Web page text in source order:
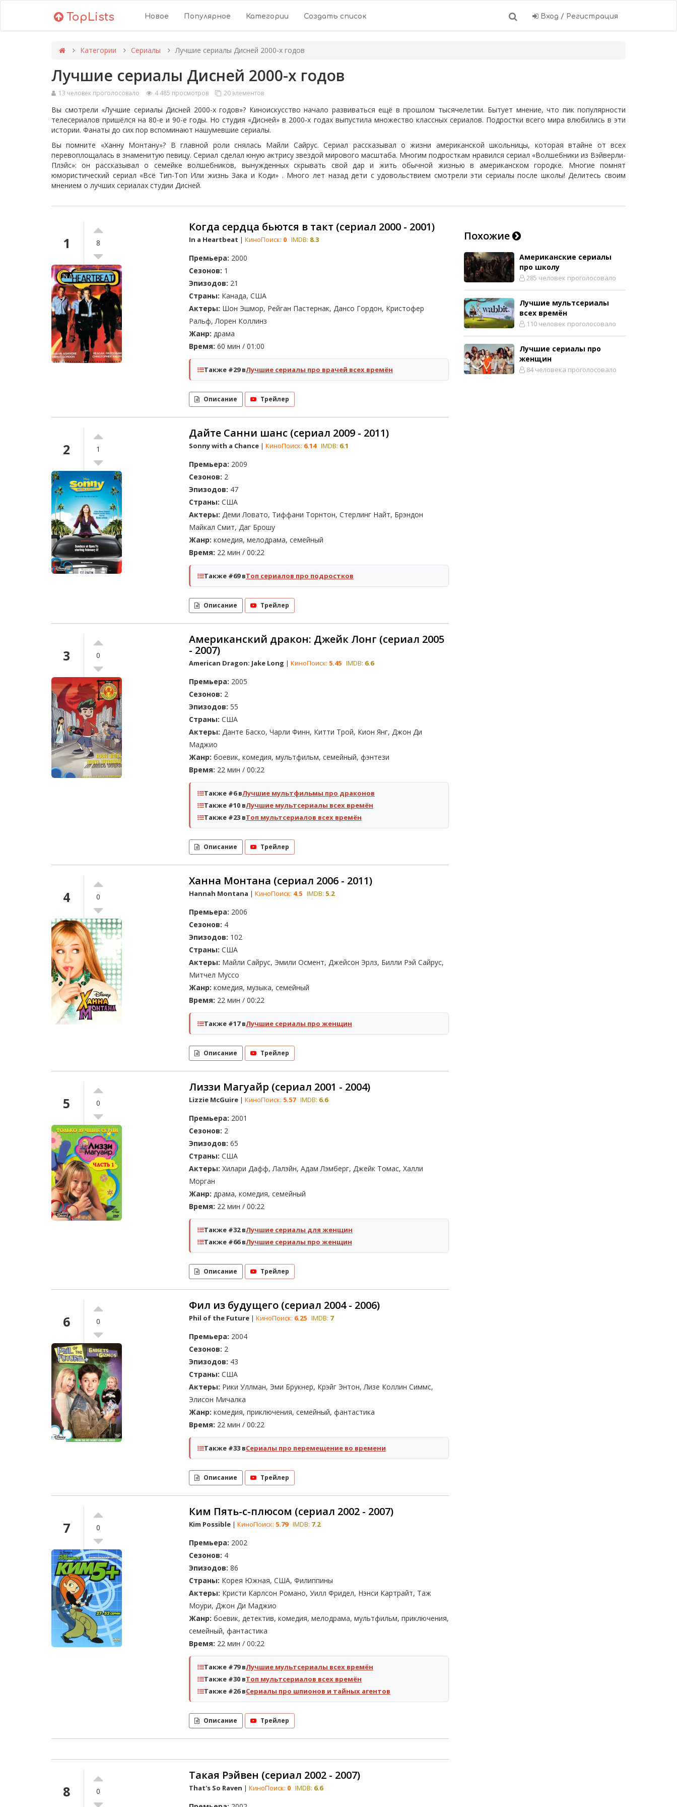
TopLists Новое Популярное Категории Создать список Вход / Регистрация
Категории Сериалы Лучшие сериалы Дисней 2000-х годов
Лучшие сериалы Дисней 2000-х годов
13 человек проголосовало 4 485 просмотров 20 элементов
Вы смотрели «Лучшие сериалы Дисней 2000-х годов»? Киноискусство начало развиваться ещё в прошлом тысячелетии. Бытует мнение, что пик популярности
телесериалов пришёлся на 80-е и 90-е годы. Но студия «Дисней» в 2000-х годах выпустила множество классных сериалов. Подростки всего мира влюбились в эти
истории. Фанаты до сих пор вспоминают нашумевшие сериалы.
Вы помните «Ханну Монтану»? В главной роли снялась Майли Сайрус. Сериал рассказывал о жизни американской школьницы, которая втайне от всех
перевоплощалась в знаменитую певицу. Сериал сделал юную актрису звездой мирового масштаба. Многим подросткам нравился сериал «Волшебники из Вэйверли-
Плэйс»: он рассказывал о семейке волшебников, вынужденных скрывать свой дар и жить обычной жизнью в американском городке. Многие помнят
юмористический сериал «Всё Тип-Топ Или жизнь Зака и Коди» . Много лет назад дети с удовольствием смотрели эти сериалы после школы! Делитесь своим
мнением о лучших сериалах студии Дисней.
1 8
Когда сердца бьются в такт (сериал 2000 - 2001)
In a Heartbeat | КиноПоиск: 0 IMDB: 8.3
Премьера: 2000
Сезонов: 1
Эпизодов: 21
Страны: Канада, США
Актеры: Шон Эшмор, Рейган Пастернак, Дансо Гордон, Кристофер
Ральф, Лорен Коллинз
Жанр: драма
Время: 60 мин / 01:00
Также #29 вЛучшие сериалы про врачей всех времён
Описание Трейлер
2 1
Дайте Санни шанс (сериал 2009 - 2011)
Sonny with a Chance | КиноПоиск: 6.14 IMDB: 6.1
Премьера: 2009
Сезонов: 2
Эпизодов: 47
Страны: США
Актеры: Деми Ловато, Тиффани Торнтон, Стерлинг Найт, Брэндон
Майкал Смит, Даг Брошу
Жанр: комедия, мелодрама, семейный
Время: 22 мин / 00:22
Также #69 вТоп сериалов про подростков
Описание Трейлер
3 0
Американский дракон: Джейк Лонг (сериал 2005
- 2007)
American Dragon: Jake Long | КиноПоиск: 5.45 IMDB: 6.6
Премьера: 2005
Сезонов: 2
Эпизодов: 55
Страны: США
Актеры: Данте Баско, Чарли Финн, Китти Трой, Кион Янг, Джон Ди
Маджио
Жанр: боевик, комедия, мультфильм, семейный, фэнтези
Время: 22 мин / 00:22
Также #6 вЛучшие мультфильмы про драконов
Также #10 вЛучшие мультсериалы всех времён
Также #23 вТоп мультсериалов всех времён
Описание Трейлер
4 0
Ханна Монтана (сериал 2006 - 2011)
Hannah Montana | КиноПоиск: 4.5 IMDB: 5.2
Премьера: 2006
Сезонов: 4
Эпизодов: 102
Страны: США
Актеры: Майли Сайрус, Эмили Осмент, Джейсон Эрлз, Билли Рэй Сайрус,
Митчел Муссо
Жанр: комедия, музыка, семейный
Время: 22 мин / 00:22
Также #17 вЛучшие сериалы про женщин
Описание Трейлер
5 0
Лиззи Магуайр (сериал 2001 - 2004)
Lizzie McGuire | КиноПоиск: 5.57 IMDB: 6.6
Премьера: 2001
Сезонов: 2
Эпизодов: 65
Страны: США
Актеры: Хилари Дафф, Лалэйн, Адам Лэмберг, Джейк Томас, Халли
Морган
Жанр: драма, комедия, семейный
Время: 22 мин / 00:22
Также #32 вЛучшие сериалы для женщин
Также #66 вЛучшие сериалы про женщин
Описание Трейлер
6 0
Фил из будущего (сериал 2004 - 2006)
Phil of the Future | КиноПоиск: 6.25 IMDB: 7
Премьера: 2004
Сезонов: 2
Эпизодов: 43
Страны: США
Актеры: Рики Уллман, Эми Брукнер, Крэйг Энтон, Лизе Коллин Симмс,
Элисон Мичалка
Жанр: комедия, приключения, семейный, фантастика
Время: 22 мин / 00:22
Также #33 вСериалы про перемещение во времени
Описание Трейлер
7 0
Ким Пять-с-плюсом (сериал 2002 - 2007)
Kim Possible | КиноПоиск: 5.79 IMDB: 7.2
Премьера: 2002
Сезонов: 4
Эпизодов: 86
Страны: Корея Южная, США, Филиппины
Актеры: Кристи Карлсон Романо, Уилл Фридел, Нэнси Картрайт, Таж
Моури, Джон Ди Маджио
Жанр: боевик, детектив, комедия, мелодрама, мультфильм, приключения,
семейный, фантастика
Время: 22 мин / 00:22
Также #79 вЛучшие мультсериалы всех времён
Также #30 вТоп мультсериалов всех времён
Также #26 вСериалы про шпионов и тайных агентов
Описание Трейлер
8 0
Такая Рэйвен (сериал 2002 - 2007)
That's So Raven | КиноПоиск: 0 IMDB: 6.6
Похожие
Американские сериалы
про школу
285 человек проголосовало
Лучшие мультсериалы
всех времён
110 человек проголосовало
Лучшие сериалы про
женщин
84 человека проголосовало